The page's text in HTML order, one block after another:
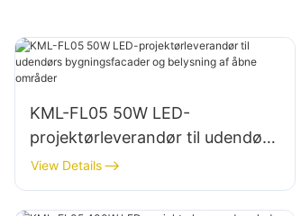
KML-FL05 50W LED-
projektørleverandør til udendørs
bygningsfacader og belysning
af åbne områder
View Details